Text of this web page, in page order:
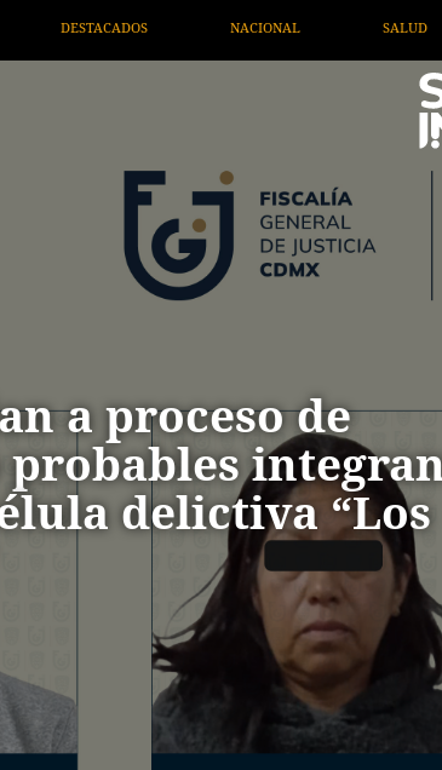
SALUD INTERNACIONAL TV
a proceso de
delictiva “Los